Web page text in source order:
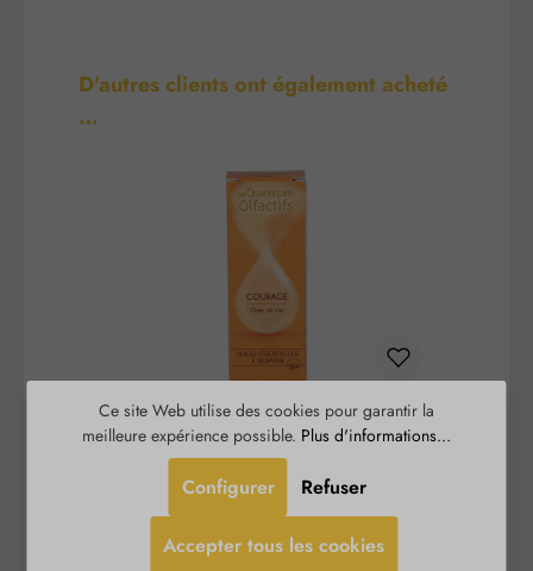
Ignorer la galerie de produits
D'autres clients ont également acheté
…
Courage - Quantiques
Olfactifs
Courage - Quantiques Olfactifs aide à concrétiser
en l’avenir et est recommandé pour tout travail sur
Ce site Web utilise des cookies pour garantir la
meilleure expérience possible. Plus d'informations...
Refuser
Configurer
Accepter tous les cookies